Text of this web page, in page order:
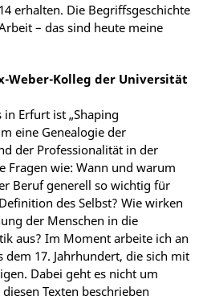
erhalten. Die Begriffsgeschichte
– das sind heute meine
Weber-Kolleg der Universität
Erfurt ist „Shaping
eine Genealogie der
der Professionalität in der
Fragen wie: Wann und warum
Beruf generell so wichtig für
des Selbst? Wie wirken
der Menschen in die
aus? Im Moment arbeite ich an
dem 17. Jahrhundert, die sich mit
Dabei geht es nicht um
Texten beschrieben